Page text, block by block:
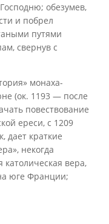
обезумев,
и побрел
путями
свернув с
монаха-
(ок. 1193 — после
повествование
ереси, с 1209
дает краткие
», некогда
вера,
юге Франции;